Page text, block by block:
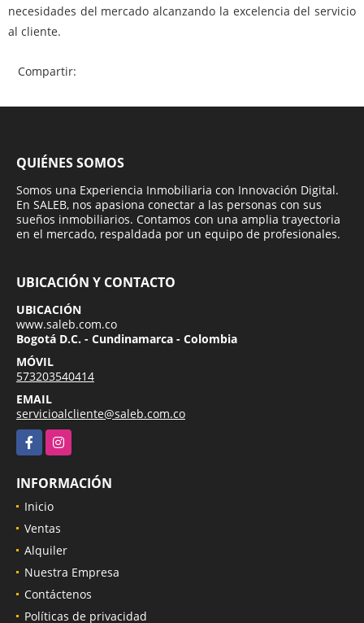
necesidades del mercado alcanzando la excelencia del servicio
al cliente.
Compartir:
QUIÉNES SOMOS
Somos una Experiencia Inmobiliaria con Innovación Digital.
En SALEB, nos apasiona conectar a las personas con sus
sueños inmobiliarios. Contamos con una amplia trayectoria
en el mercado, respaldada por un equipo de profesionales.
UBICACIÓN Y CONTACTO
UBICACIÓN
www.saleb.com.co
Bogotá D.C. - Cundinamarca - Colombia
MÓVIL
573203540414
EMAIL
servicioalcliente@saleb.com.co
FacebookInstagram
INFORMACIÓN
Inicio
Ventas
Alquiler
Nuestra Empresa
Contáctenos
Políticas de privacidad